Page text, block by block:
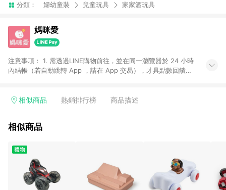
分類： 婦幼童裝 兒童玩具 家家酒玩具
媽咪愛
注意事項： 1. 需透過LINE購物前往，並在同一瀏覽器於 24 小時
內結帳（若自動跳轉 App ，請在 App 交易），才具點數回饋資
請更新至 3.9 才具贈點資格。 5. 點數將於廠商出貨後 30 天後發
車標示為準。 7. LINE購物導購回饋無法與媽咪愛站上折價券並
商品類別不回饋，請參考以下列表：童書館出清 / Switch 遊戲片
/ 瑪利歐玩具 / LEGO樂高 / 尿布 / 橋樑書 / 中高年級推薦書單 /
行李箱 / 寶寶攝影機 / 雞精&鱸魚精 / 美妝保養 / 居家防護 / 暢銷
作者&經典角色 / 人氣卡通大集合 / 地墊&圍欄 / 外文&英文童書 /
套書專區 / 各式零嘴&堅果&珍珠&果乾&糖果 / 兒童耳機&耳麥 /
相似商品 熱銷排行榜 商品描述
相似商品